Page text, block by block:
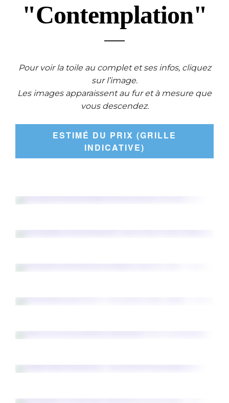
"Contemplation"
Pour voir la toile au complet et ses infos, cliquez
sur l’image.
Les images apparaissent au fur et à mesure que
vous descendez.
ESTIMÉ DU PRIX (GRILLE
INDICATIVE)